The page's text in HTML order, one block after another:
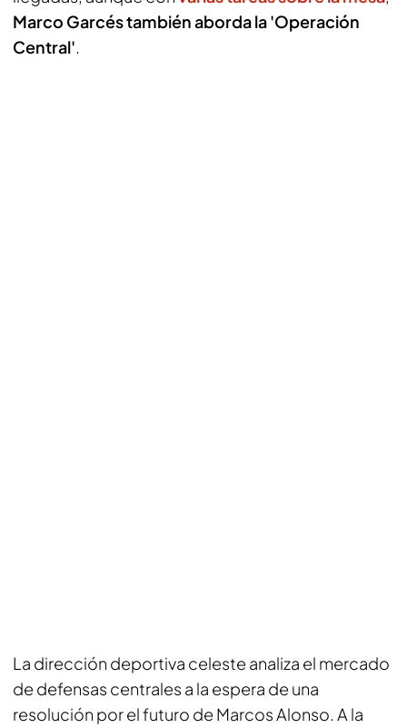
Marco Garcés también aborda la 'Operación
Central'.
La dirección deportiva celeste analiza el mercado
de defensas centrales a la espera de una
resolución por el futuro de Marcos Alonso. A la